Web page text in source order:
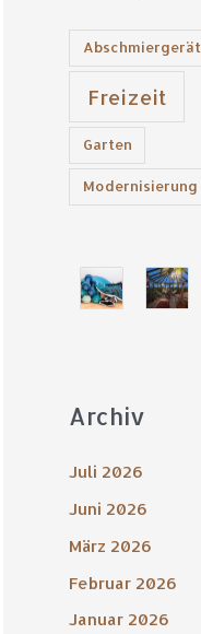
Abschmiergerät
Freizeit
Garten
Modernisierung
Archiv
Juli 2026
Juni 2026
März 2026
Februar 2026
Januar 2026